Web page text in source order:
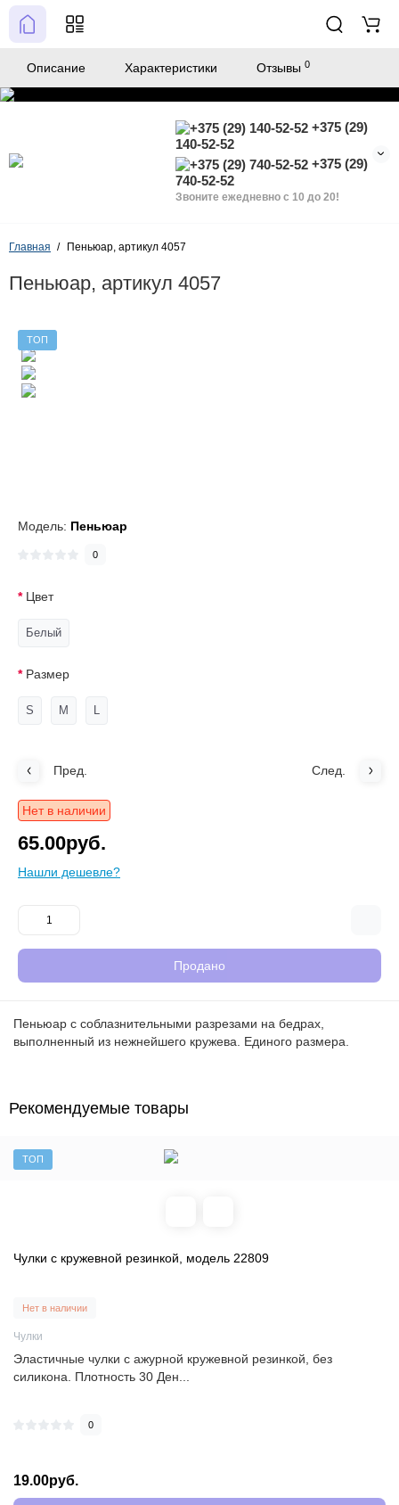
+375 (29)
140-52-52
+375 (29)
740-52-52
Звоните ежедневно с 10 до 20!
Главная Пеньюар, артикул 4057
Пеньюар, артикул 4057
ТОП
Модель: Пеньюар
0
Цвет
Белый
Размер
S M L
Пред. След.
Нет в наличии
65.00руб.
Нашли дешевле?
Продано
Описание Характеристики Отзывы 0
Пеньюар с соблазнительными разрезами на бедрах,
выполненный из нежнейшего кружева. Единого размера.
Рекомендуемые товары
ТОП
Чулки с кружевной резинкой, модель 22809
Нет в наличии
Чулки
Эластичные чулки с ажурной кружевной резинкой, без
силикона. Плотность 30 Ден...
0
19.00руб.